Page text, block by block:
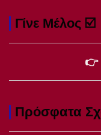
Γίνε Μέλος ☑️
👉
Πρόσφατα